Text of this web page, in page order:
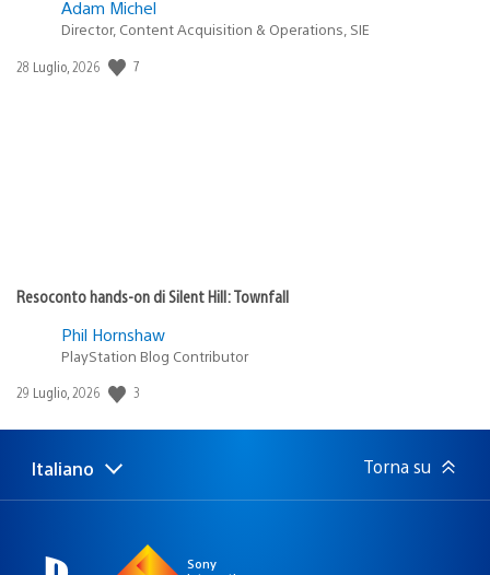
Adam Michel
Director, Content Acquisition & Operations, SIE
Data
28 Luglio, 2026 7
Resoconto hands-on di Silent Hill: Townfall
Phil Hornshaw
PlayStation Blog Contributor
Data
pubblicazione:
29 Luglio, 2026 3
Seleziona
una
Regione
attuale:
Italiano Torna su
Sony